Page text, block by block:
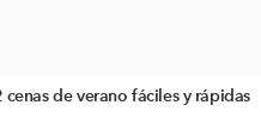
cenas de verano fáciles y rápidas